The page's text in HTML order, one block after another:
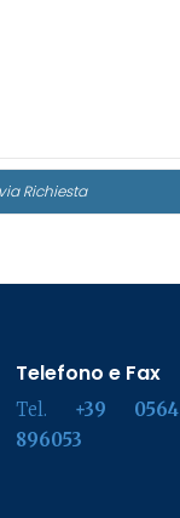
Telefono e Fax
Tel. +39 0564
896053